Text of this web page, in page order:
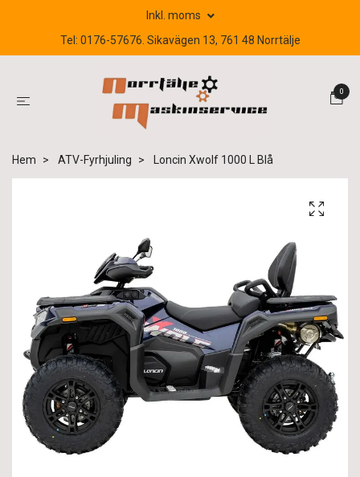
Inkl. moms
Tel: 0176-57676. Sikavägen 13, 761 48 Norrtälje
0
Hem ATV-Fyrhjuling Loncin Xwolf 1000 L Blå